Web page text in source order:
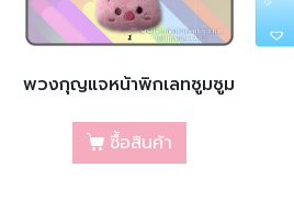
พวงกุญแจหน้าพิกเลทซูมซูม
ซื้อสินค้า